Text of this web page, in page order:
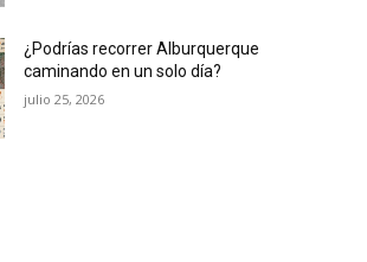
¿Podrías recorrer Alburquerque
caminando en un solo día?
julio 25, 2026